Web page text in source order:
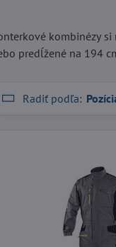
kombinézy
predĺžené na 194
Radiť podľa: